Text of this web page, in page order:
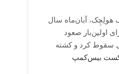
هولِچِک، آبان‌ماه سال
لیرانگ به ارتفاع ۷۲۳۴ متر را برای اولین‌بار صعود
در شکافی یخی سقوط کرد و کشته